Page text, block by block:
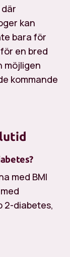
kan
bara för
en bred
möjligen
kommande
med BMI
2-diabetes,